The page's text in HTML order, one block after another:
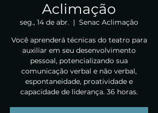
Aclimação
seg., 14 de abr.
  |
Senac Aclimação
Você aprenderá técnicas do teatro para
auxiliar em seu desenvolvimento
pessoal, potencializando sua
comunicação verbal e não verbal,
espontaneidade, proatividade e
capacidade de liderança. 36 horas.